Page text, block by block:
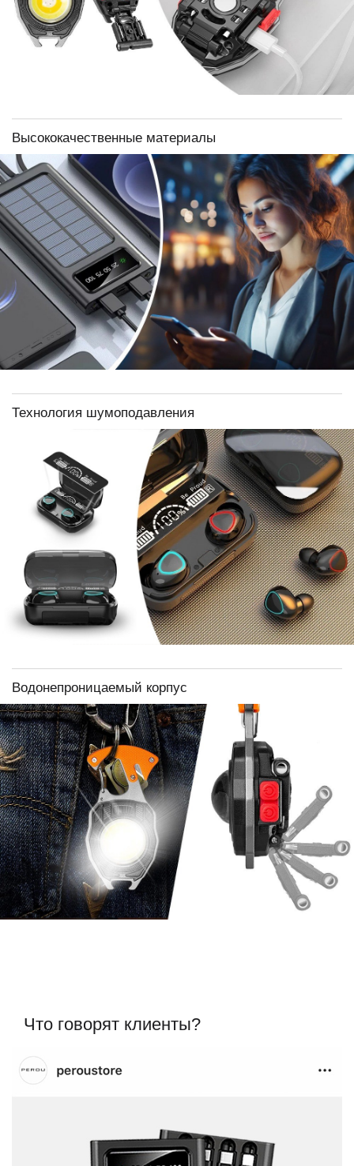
Высококачественные материалы
Технология шумоподавления
Водонепроницаемый корпус
Что говорят клиенты?